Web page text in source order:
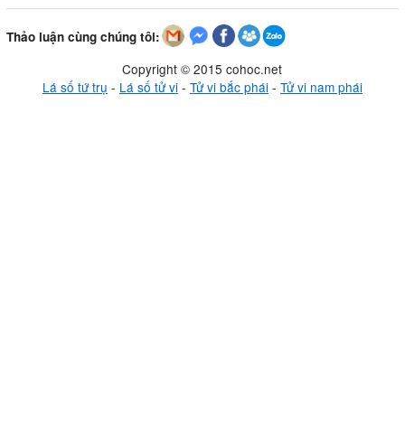
Thảo luận cùng chúng tôi:
Copyright © 2015 cohoc.net
Lá số tứ trụ - Lá số tử vi- Tử vi bắc phái- Tử vi nam phái